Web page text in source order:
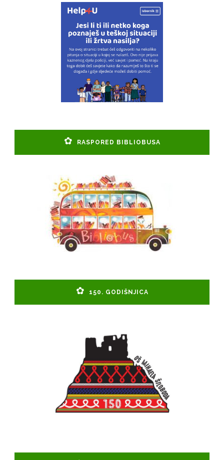
RASPORED BIBLIOBUSA
150. GODIŠNJICA